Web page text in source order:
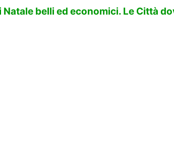
Natale belli ed economici. Le Città